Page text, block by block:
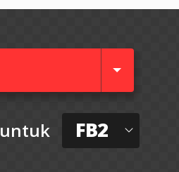
untuk FB2